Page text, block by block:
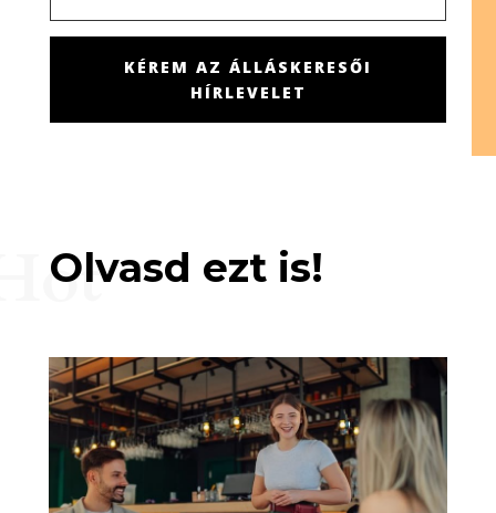
KÉREM AZ ÁLLÁSKERESŐI
HÍRLEVELET
Olvasd ezt is!